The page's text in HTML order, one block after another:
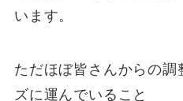
います。
ただほぼ皆さんからの調
ズに運んでいること